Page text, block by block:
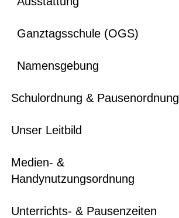
Ganztagsschule (OGS)
Namensgebung
Schulordnung & Pausenordnung
Unser Leitbild
Medien- &
Handynutzungsordnung
Unterrichts- & Pausenzeiten